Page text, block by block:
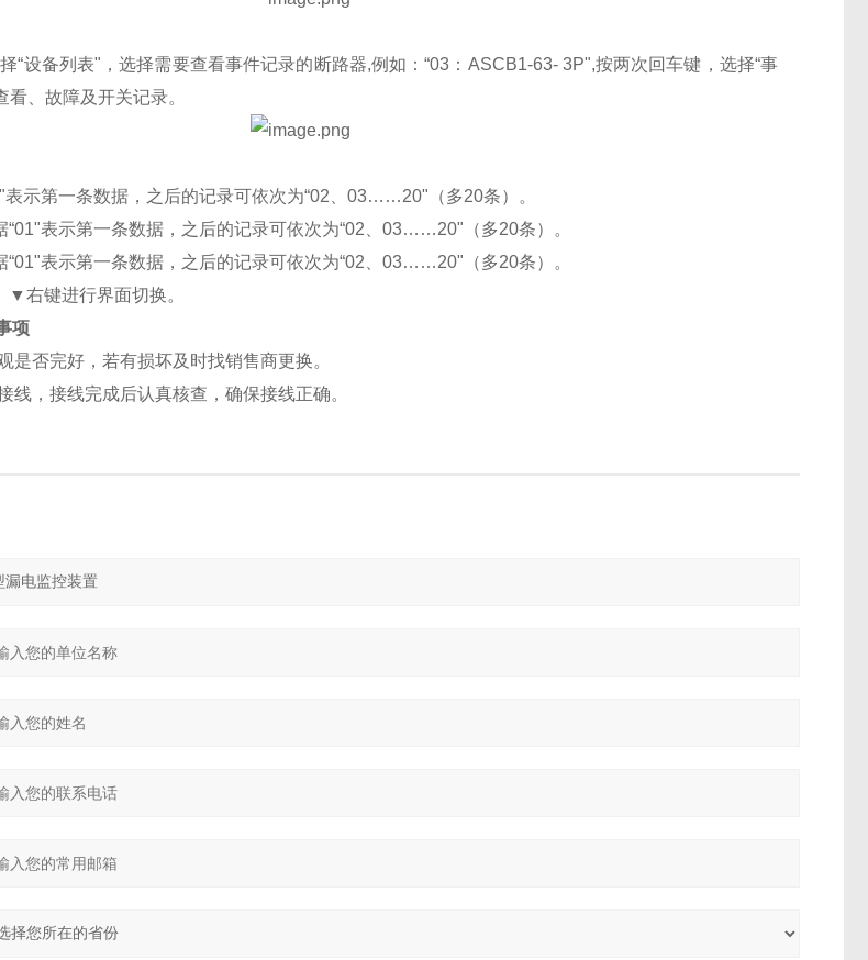
“设备列表"，选择需要查看事件记录的断路器,例如：“03：ASCB1-63- 3P",按两次回车键，选择“事
、故障及开关记录。
表示第一条数据，之后的记录可依次为“02、03……20"（多20条）。
“01"表示第一条数据，之后的记录可依次为“02、03……20"（多20条）。
“01"表示第一条数据，之后的记录可依次为“02、03……20"（多20条）。
右键进行界面切换。
项
是否完好，若有损坏及时找销售商更换。
线，接线完成后认真核查，确保接线正确。